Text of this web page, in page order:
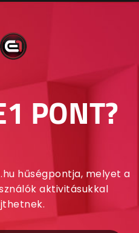
PONT?
hűségpontja, melyet a
aktivitásukkal